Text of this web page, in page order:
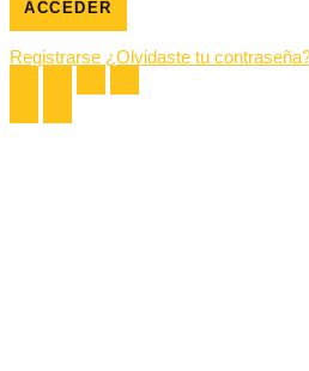
Registrarse ¿Olvidaste tu